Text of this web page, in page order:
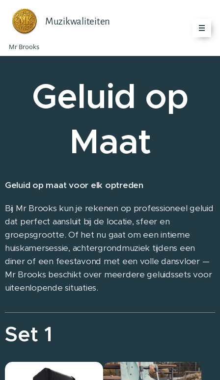
Muzikwaliteiten
Mr Brooks
Geluid op
Maat
Geluid op maat voor elk optreden
Bij Mr Brooks kun je rekenen op professioneel geluid
dat perfect aansluit bij de locatie, sfeer en
groepsgrootte. Of het nu gaat om een intieme
huiskamersessie, achtergrondmuziek tijdens een
diner of een feestavond met een volle dansvloer —
Mr Brooks beschikt over meerdere geluidssets voor
uiteenlopende situaties.
Set 1